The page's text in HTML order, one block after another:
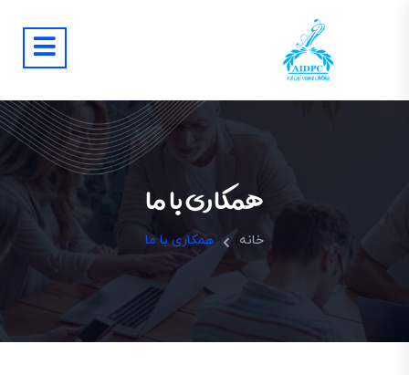
همکاری با ما
خانه همکاری با ما